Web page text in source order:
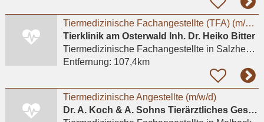
Tiermedizinische Fachangestellte (TFA) (m/w/d)
Tierklinik am Osterwald Inh. Dr. Heiko Bitter
Tiermedizinische Fachangestelltein Salzhemmendorf, Oldendorf
Entfernung: 107,4km
Tiermedizinische Angestellte (m/w/d)
Dr. A. Koch & A. Sohns Tierärztliches Gesundheitszentrum Oerzen GbR